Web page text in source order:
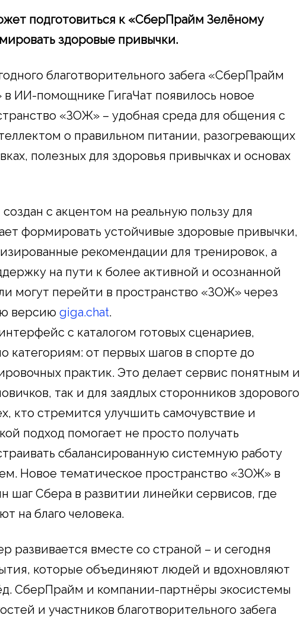
подготовиться к «СберПрайм Зелёному
здоровые привычки.
благотворительного забега «СберПрайм
ИИ-помощнике ГигаЧат появилось новое
«ЗОЖ» – удобная среда для общения с
о правильном питании, разогревающих
полезных для здоровья привычках и основах
с акцентом на реальную пользу для
формировать устойчивые здоровые привычки,
рекомендации для тренировок, а
на пути к более активной и осознанной
могут перейти в пространство «ЗОЖ» через
версию giga.chat.
с каталогом готовых сценариев,
категориям: от первых шагов в спорте до
практик. Это делает сервис понятным и
так и для заядлых сторонников здорового
кто стремится улучшить самочувствие и
подход помогает не просто получать
сбалансированную системную работу
Новое тематическое пространство «ЗОЖ» в
шаг Сбера в развитии линейки сервисов, где
на благо человека.
развивается вместе со страной – и сегодня
которые объединяют людей и вдохновляют
СберПрайм и компании-партнёры экосистемы
и участников благотворительного забега